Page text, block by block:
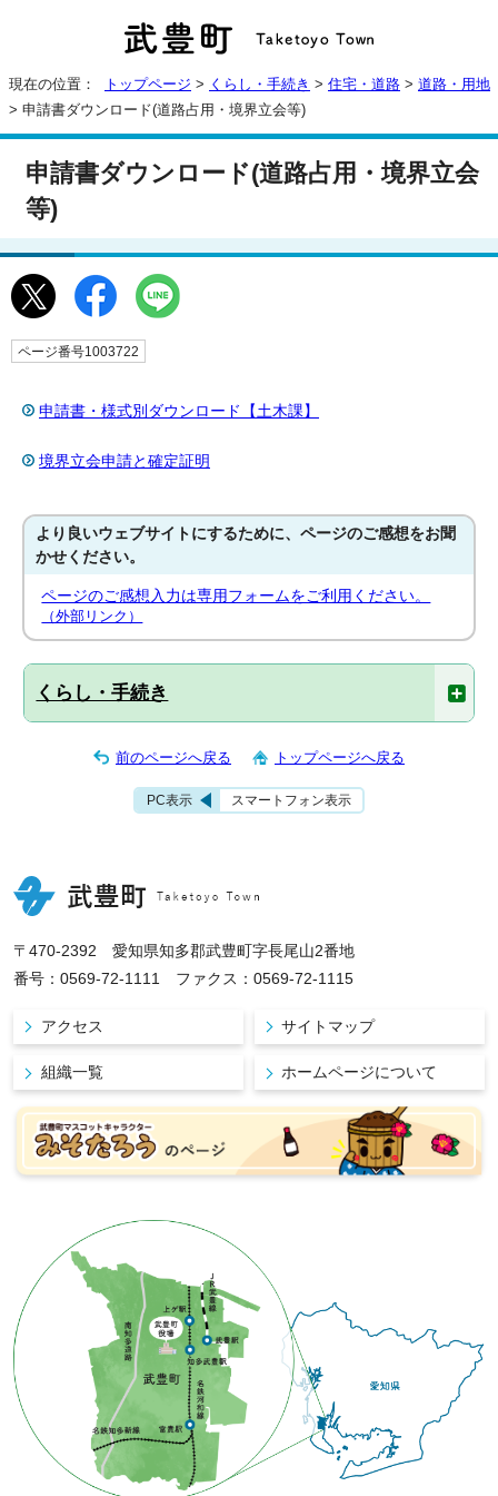
現在の位置： トップページ > くらし・手続き > 住宅・道路 > 道路・用地
> 申請書ダウンロード(道路占用・境界立会等)
申請書ダウンロード(道路占用・境界立会
等)
ページ番号1003722
申請書・様式別ダウンロード【土木課】
境界立会申請と確定証明
より良いウェブサイトにするために、ページのご感想をお聞
かせください。
ページのご感想入力は専用フォームをご利用ください。
（外部リンク）
くらし・手続き
前のページへ戻る トップページへ戻る
PC表示 スマートフォン表示
〒470-2392 愛知県知多郡武豊町字長尾山2番地
番号：0569-72-1111 ファクス：0569-72-1115
アクセス サイトマップ
組織一覧 ホームページについて